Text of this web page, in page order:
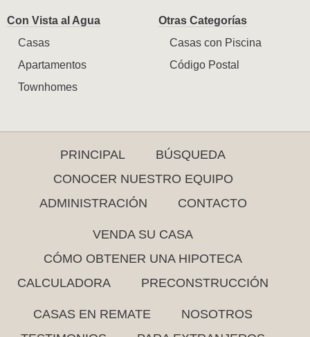
Con Vista al Agua
Casas
Apartamentos
Townhomes
Otras Categorías
Casas con Piscina
Código Postal
PRINCIPAL
BÚSQUEDA
CONOCER NUESTRO EQUIPO
ADMINISTRACIÓN
CONTACTO
VENDA SU CASA
CÓMO OBTENER UNA HIPOTECA
CALCULADORA
PRECONSTRUCCIÓN
CASAS EN REMATE
NOSOTROS